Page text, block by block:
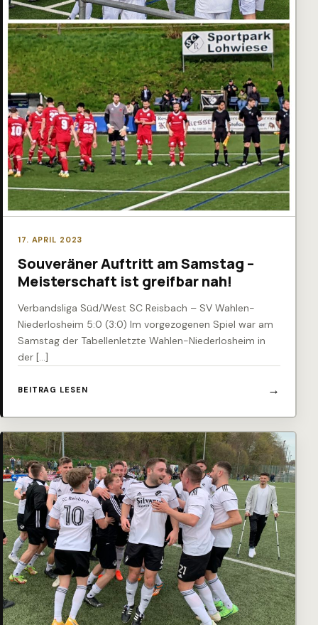
17. APRIL 2023
Souveräner Auftritt am Samstag –
Meisterschaft ist greifbar nah!
Verbandsliga Süd/West SC Reisbach – SV Wahlen-
Niederlosheim 5:0 (3:0) Im vorgezogenen Spiel war am
Samstag der Tabellenletzte Wahlen-Niederlosheim in
der […]
BEITRAG LESEN